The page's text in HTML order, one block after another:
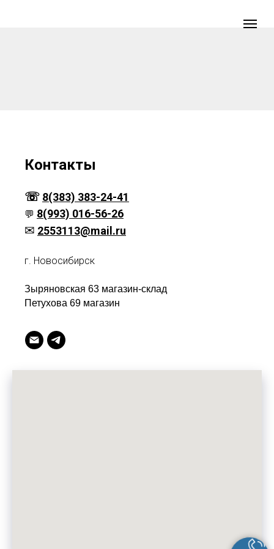
Контакты
☏ 8(383) 383-24-41
💬 8(993) 016-56-26
✉ 2553113@mail.ru
г. Новосибирск
Зыряновская 63 магазин-склад
Петухова 69 магазин